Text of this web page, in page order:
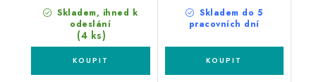
Skladem, ihned k
odeslání
(4 ks)
Skladem do 5
pracovních dní